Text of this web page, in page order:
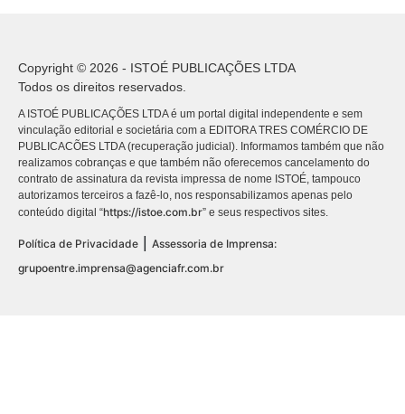
Copyright © 2026 - ISTOÉ PUBLICAÇÕES LTDA
Todos os direitos reservados.
A ISTOÉ PUBLICAÇÕES LTDA é um portal digital independente e sem
vinculação editorial e societária com a EDITORA TRES COMÉRCIO DE
PUBLICACÕES LTDA (recuperação judicial). Informamos também que não
realizamos cobranças e que também não oferecemos cancelamento do
contrato de assinatura da revista impressa de nome ISTOÉ, tampouco
autorizamos terceiros a fazê-lo, nos responsabilizamos apenas pelo
conteúdo digital “https://istoe.com.br” e seus respectivos sites.
Política de Privacidade | Assessoria de Imprensa:
grupoentre.imprensa@agenciafr.com.br